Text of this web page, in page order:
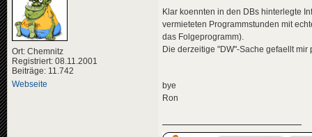
Ort: Chemnitz
Registriert: 08.11.2001
Beiträge: 11.742
Webseite
Klar koennten in den DBs hinterlegte
vermieteten Programmstunden mit
das Folgeprogramm).
Die derzeitige "DW"-Sache gefaellt
bye
Ron